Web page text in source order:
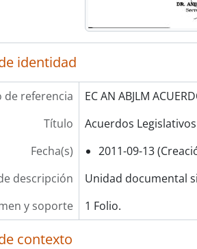
identidad
de referencia
EC AN ABJLM
Título
Acuerdos Legislativos
Fecha(s)
2011-09-13
descripción
Unidad documental
y soporte
1 Folio.
contexto